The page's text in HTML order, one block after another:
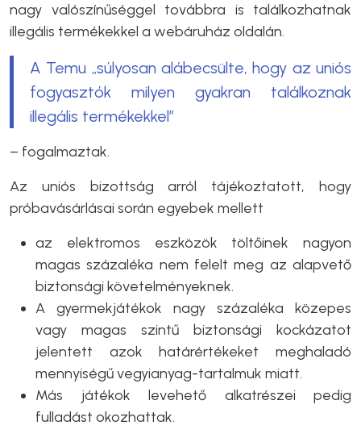
nagy valószínűséggel továbbra is találkozhatnak
illegális termékekkel a webáruház oldalán.
A Temu „súlyosan alábecsülte, hogy az uniós
fogyasztók milyen gyakran találkoznak
illegális termékekkel”
– fogalmaztak.
Az uniós bizottság arról tájékoztatott, hogy
próbavásárlásai során egyebek mellett
az elektromos eszközök töltőinek nagyon
magas százaléka nem felelt meg az alapvető
biztonsági követelményeknek.
A gyermekjátékok nagy százaléka közepes
vagy magas szintű biztonsági kockázatot
jelentett azok határértékeket meghaladó
mennyiségű vegyianyag-tartalmuk miatt.
Más játékok levehető alkatrészei pedig
fulladást okozhattak.